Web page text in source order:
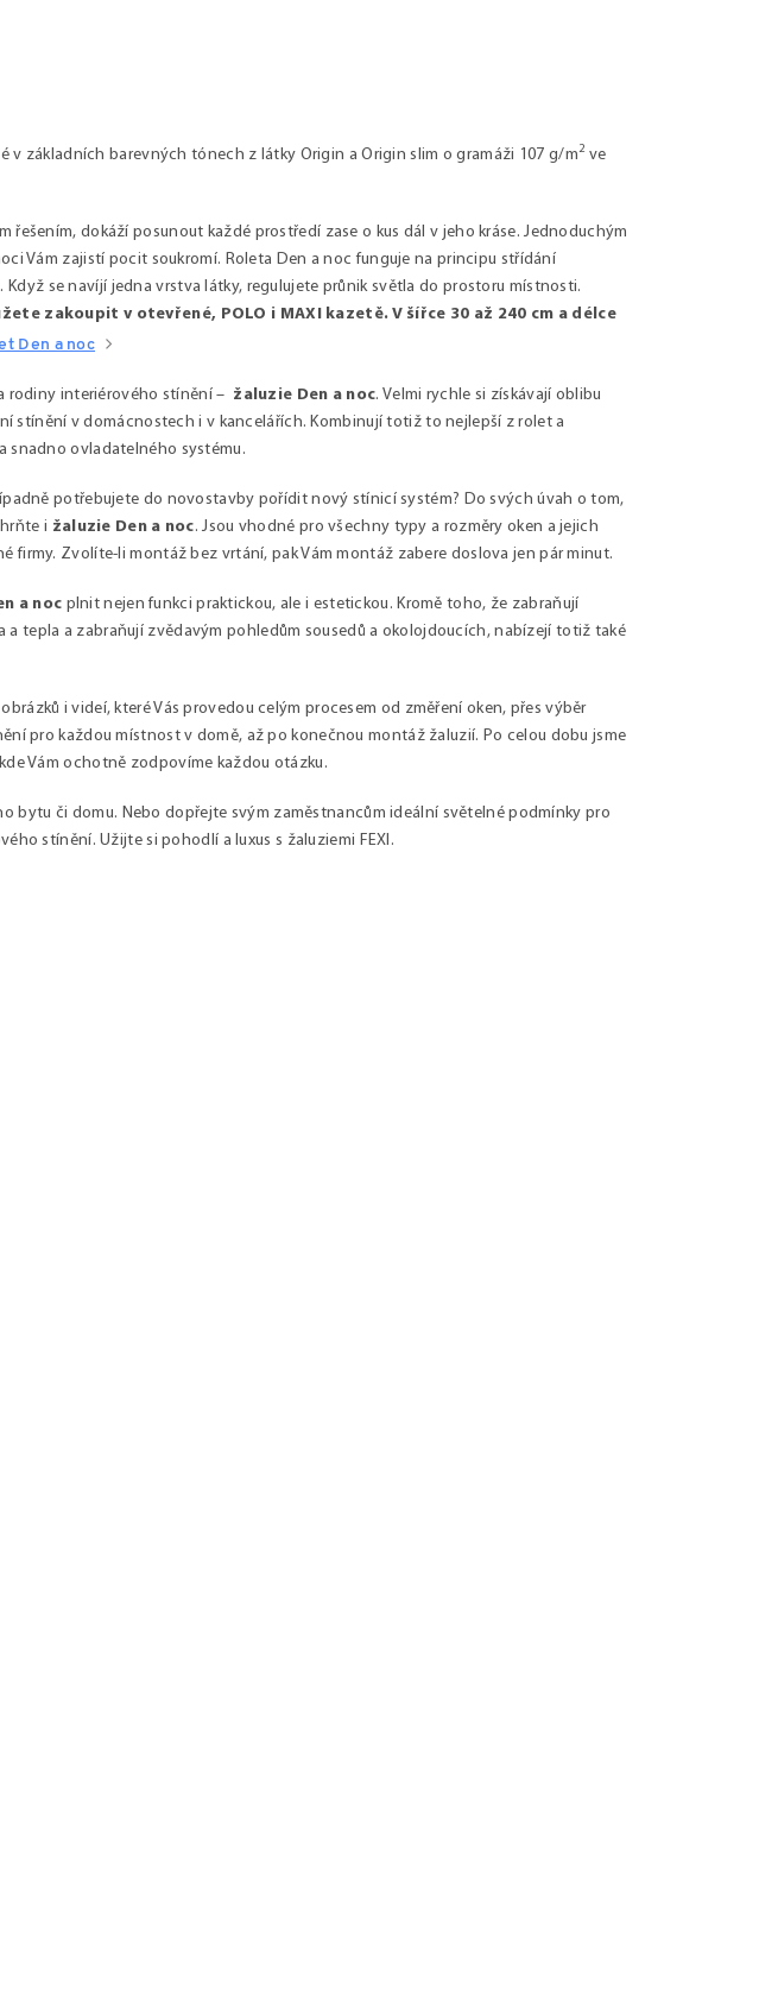
v základních barevných tónech z látky Origin a Origin slim o gramáži 107 g/m2 ve
řešením, dokáží posunout každé prostředí zase o kus dál v jeho kráse. Jednoduchým
Vám zajistí pocit soukromí. Roleta Den a noc funguje na principu střídání
se navíjí jedna vrstva látky, regulujete průnik světla do prostoru místnosti.
zakoupit v otevřené, POLO i MAXI kazetě. V šířce 30 až 240 cm a délce
Den a noc
rodiny interiérového stínění – žaluzie Den a noc. Velmi rychle si získávají oblibu
stínění v domácnostech i v kancelářích. Kombinují totiž to nejlepší z rolet a
snadno ovladatelného systému.
potřebujete do novostavby pořídit nový stínicí systém? Do svých úvah o tom,
i žaluzie Den a noc. Jsou vhodné pro všechny typy a rozměry oken a jejich
firmy. Zvolíte-li montáž bez vrtání, pak Vám montáž zabere doslova jen pár minut.
a noc plnit nejen funkci praktickou, ale i estetickou. Kromě toho, že zabraňují
tepla a zabraňují zvědavým pohledům sousedů a okolojdoucích, nabízejí totiž také
i videí, které Vás provedou celým procesem od změření oken, přes výběr
pro každou místnost v domě, až po konečnou montáž žaluzií. Po celou dobu jsme
Vám ochotně zodpovíme každou otázku.
bytu či domu. Nebo dopřejte svým zaměstnancům ideální světelné podmínky pro
stínění. Užijte si pohodlí a luxus s žaluziemi FEXI.